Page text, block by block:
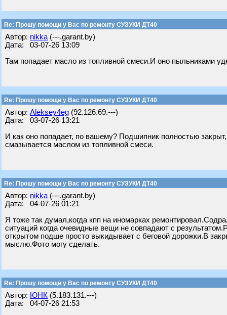
Re: Прошу помощи у Вас по ремонту СУЗУКИ ДТ40
Автор: nikka (---.garant.by)
Дата: 03-07-26 13:09
Там попадает масло из топливной смеси.И оно пыльниками
Re: Прошу помощи у Вас по ремонту СУЗУКИ ДТ40
Автор: Aleksey4eg (92.126.69.---)
Дата: 03-07-26 13:21
И как оно попадает, по вашему? Подшипник полностью
смазывается маслом из топливной смеси.
Re: Прошу помощи у Вас по ремонту СУЗУКИ ДТ40
Автор: nikka (---.garant.by)
Дата: 04-07-26 01:21
Я тоже так думал,когда кпп на иномарках
ситуаций когда очевидные вещи не совпадают с
открытом подше просто выкидывает с беговой дорожки.В
мыслю.Фото могу сделать.
Re: Прошу помощи у Вас по ремонту СУЗУКИ ДТ40
Автор: ЮНК (5.183.131.---)
Дата: 04-07-26 21:53